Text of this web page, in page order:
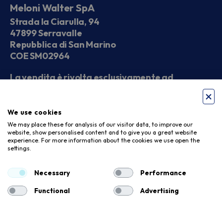
Meloni Walter SpA
Strada la Ciarulla, 94
47899 Serravalle
Repubblica di San Marino
COE SM02964
La vendita è rivolta esclusivamente ad
Accettiamo
Seguici sui social
We use cookies
We may place these for analysis of our visitor data, to improve our
website, show personalised content and to give you a great website
experience. For more information about the cookies we use open the
settings.
Necessary
Performance
Functional
Advertising